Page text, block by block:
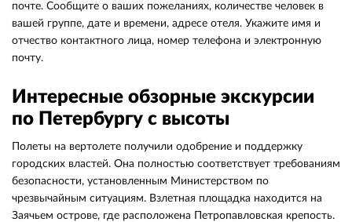
почте. Сообщите о ваших пожеланиях, количестве человек в
вашей группе, дате и времени, адресе отеля. Укажите имя и
отчество контактного лица, номер телефона и электронную
почту.
Интересные обзорные экскурсии
по Петербургу с высоты
Полеты на вертолете получили одобрение и поддержку
городских властей. Она полностью соответствует требованиям
безопасности, установленным Министерством по
чрезвычайным ситуациям. Взлетная площадка находится на
Заячьем острове, где расположена Петропавловская крепость.